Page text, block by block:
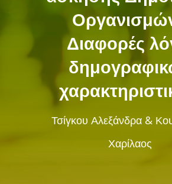
Διαφορές
Τσίγκου Αλεξάνδρα &
Χαρίλαος